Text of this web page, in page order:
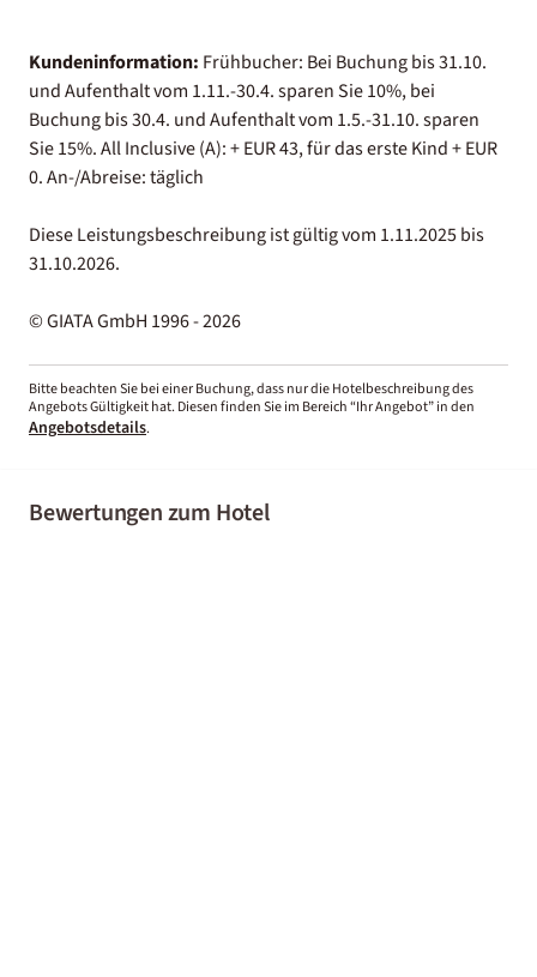
Kundeninformation: Frühbucher: Bei Buchung bis 31.10.
und Aufenthalt vom 1.11.-30.4. sparen Sie 10%, bei
Buchung bis 30.4. und Aufenthalt vom 1.5.-31.10. sparen
Sie 15%. All Inclusive (A): + EUR 43, für das erste Kind + EUR
0. An-/Abreise: täglich
Diese Leistungsbeschreibung ist gültig vom 1.11.2025 bis
31.10.2026.
© GIATA GmbH 1996 - 2026
Bitte beachten Sie bei einer Buchung, dass nur die Hotelbeschreibung des
Angebots Gültigkeit hat. Diesen finden Sie im Bereich “Ihr Angebot” in den
Angebotsdetails.
Bewertungen zum Hotel